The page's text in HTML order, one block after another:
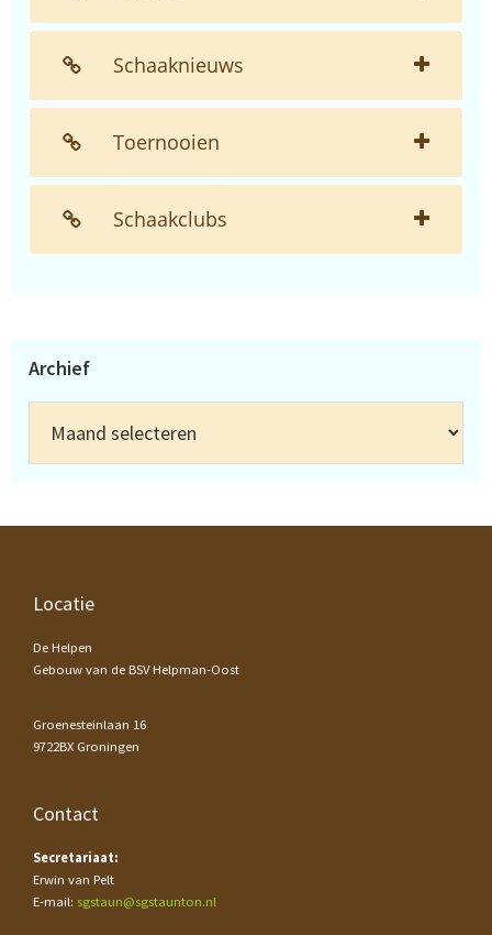
Schaaknieuws
Toernooien
Schaakclubs
Archief
Footer
Locatie
De Helpen
Gebouw van de BSV Helpman-Oost
Groenesteinlaan 16
9722BX Groningen
Contact
Secretariaat:
Erwin van Pelt
E-mail: sgstaun@sgstaunton.nl